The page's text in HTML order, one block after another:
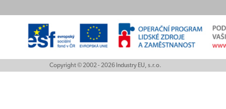
Copyright © 2002 - 2026 Industry EU, s.r.o.